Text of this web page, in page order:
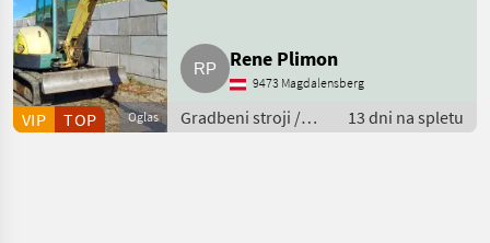
Oglas
VIP TOP
Rene Plimon
9473 Magdalensberg
Gradbeni stroji /
Mini bager
13 dni na spletu